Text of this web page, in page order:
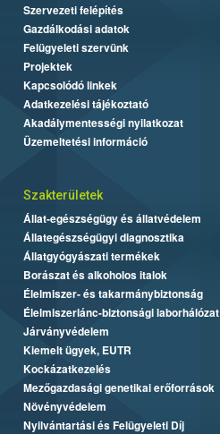
Szervezeti felépítés
Gazdálkodási adatok
Felügyeleti szervünk
Projektek
Kapcsolódó linkek
Adatkezelési tájékoztató
Akadálymentességi nyilatkozat
Üzemeltetési információ
Szakterületek
Állat-egészségügy és állatvédelem
Állategészségügyi diagnosztika
Állatgyógyászati termékek
Borászat és alkoholos italok
Élelmiszer- és takarmánybiztonság
Élelmiszerlánc-biztonsági laborhálózat
Járványvédelem
Kiemelt ügyek, EUTR
Kockázatkezelés
Mezőgazdasági genetikai erőforrások
Növényvédelem
Nyilvántartási és Felügyeleti Díj